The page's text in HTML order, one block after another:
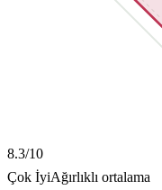
8.3/10
Çok İyiAğırlıklı ortalama